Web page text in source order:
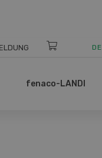
DE
fenaco-LANDI